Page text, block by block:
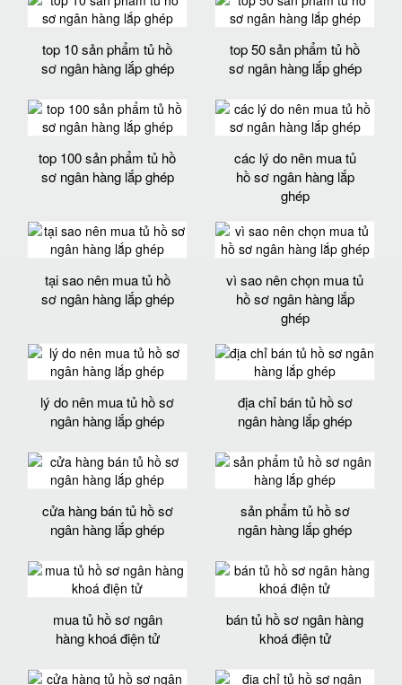
top 10 sản phẩm tủ hồ
sơ ngân hàng lắp ghép
top 50 sản phẩm tủ hồ
sơ ngân hàng lắp ghép
top 100 sản phẩm tủ hồ
sơ ngân hàng lắp ghép
các lý do nên mua tủ
hồ sơ ngân hàng lắp
ghép
tại sao nên mua tủ hồ
sơ ngân hàng lắp ghép
vì sao nên chọn mua tủ
hồ sơ ngân hàng lắp
ghép
lý do nên mua tủ hồ sơ
ngân hàng lắp ghép
địa chỉ bán tủ hồ sơ
ngân hàng lắp ghép
cửa hàng bán tủ hồ sơ
ngân hàng lắp ghép
sản phẩm tủ hồ sơ
ngân hàng lắp ghép
mua tủ hồ sơ ngân
hàng khoá điện tử
bán tủ hồ sơ ngân hàng
khoá điện tử